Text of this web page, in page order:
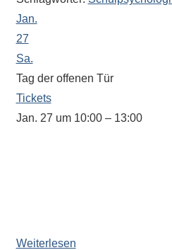
Jan.
27
Sa.
Tag der offenen Tür
Tickets
Jan. 27 um 10:00 – 13:00
Weiterlesen